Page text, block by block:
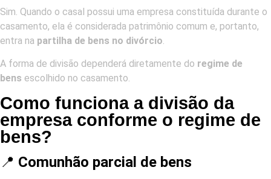
Sim. Quando o casal possui uma empresa constituída durante o
casamento, ela é considerada patrimônio comum e, portanto,
entra na partilha de bens no divórcio.
A forma de divisão dependerá diretamente do regime de
bens escolhido no casamento.
Como funciona a divisão da
empresa conforme o regime de
bens?
📍 Comunhão parcial de bens